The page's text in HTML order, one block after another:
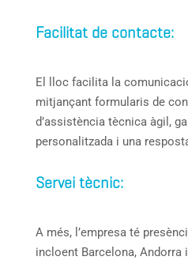
Facilitat de contacte:
El lloc facilita la
mitjançant formularis de
d’assistència tècnica àgil,
personalitzada i una
Servei tècnic:
A més, l’empresa té
incloent Barcelona, Andorra